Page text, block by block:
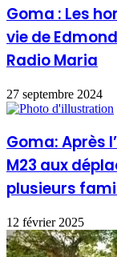
Goma : Les
vie de
Radio Maria
27 septembre 2024
Goma: Après
M23 aux
plusieurs
12 février 2025